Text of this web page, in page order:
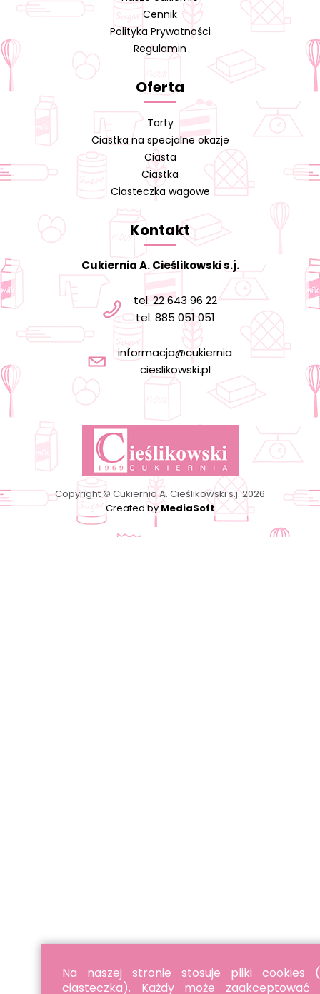
Cennik
Polityka Prywatności
Regulamin
Oferta
Torty
Ciastka na specjalne okazje
Ciasta
Ciastka
Ciasteczka wagowe
Kontakt
Cukiernia A. Cieślikowski s.j.
tel. 22 643 96 22
tel. 885 051 051
informacja@cukiernia
cieslikowski.pl
Copyright © Cukiernia A. Cieślikowski s.j. 2026
Created byMediaSoft
Na naszej stronie stosuje pliki cookies
ciasteczka). Każdy może zaakceptować